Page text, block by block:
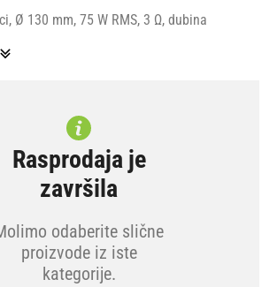
Ø 130 mm, 75 W RMS, 3 Ω, dubina
Rasprodaja je
završila
odaberite slične
proizvode iz iste
kategorije.